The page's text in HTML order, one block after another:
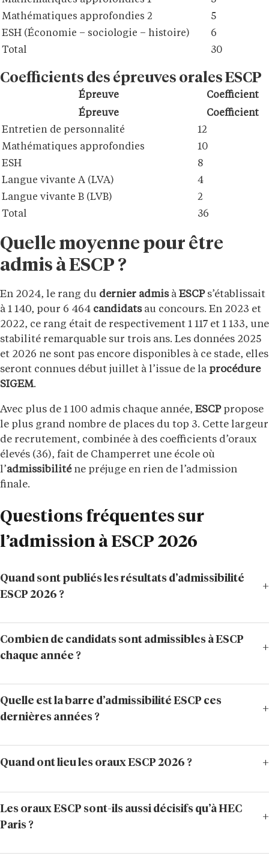
Mathématiques approfondies 2
5
ESH (Économie – sociologie – histoire)
6
Total
30
Coefficients des épreuves orales ESCP
Épreuve
Coefficient
Épreuve
Coefficient
Entretien de personnalité
12
Mathématiques approfondies
10
ESH
8
Langue vivante A (LVA)
4
Langue vivante B (LVB)
2
Total
36
Quelle moyenne pour être
admis à ESCP ?
En 2024, le rang du dernier admisà ESCPs’établissait
à 1 140, pour 6 464 candidatsau concours. En 2023 et
2022, ce rang était de respectivement 1 117 et 1 133, une
stabilité remarquable sur trois ans. Les données 2025
et 2026 ne sont pas encore disponibles à ce stade, elles
seront connues début juillet à l’issue de la procédure
SIGEM.
Avec plus de 1 100 admis chaque année, ESCPpropose
le plus grand nombre de places du top 3. Cette largeur
de recrutement, combinée à des coefficients d’oraux
élevés (36), fait de Champerret une école où
l’admissibiliténe préjuge en rien de l’admission
finale.
Questions fréquentes sur
l’admission à ESCP 2026
Quand sont publiés les résultats d’admissibilité
ESCP 2026 ?
Combien de candidats sont admissibles à ESCP
chaque année ?
Quelle est la barre d’admissibilité ESCP ces
dernières années ?
Quand ont lieu les oraux ESCP 2026 ?
Les oraux ESCP sont-ils aussi décisifs qu’à HEC
Paris ?